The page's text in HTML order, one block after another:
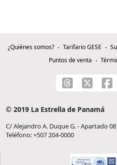
¿Quiénes somos? Tarifario GESE
Puntos de venta
© 2019 La Estrella de Panamá
C/ Alejandro A. Duque G. - Apartado
Teléfono: +507 204-0000